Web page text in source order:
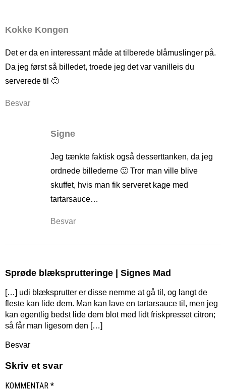
Kokke Kongen
Det er da en interessant måde at tilberede blåmuslinger på.
Da jeg først så billedet, troede jeg det var vanilleis du
serverede til 🙂
Besvar
Signe
Jeg tænkte faktisk også desserttanken, da jeg
ordnede billederne 🙂 Tror man ville blive
skuffet, hvis man fik serveret kage med
tartarsauce…
Besvar
Sprøde blæksprutteringe | Signes Mad
[…] udi blæksprutter er disse nemme at gå til, og langt de
fleste kan lide dem. Man kan lave en tartarsauce til, men jeg
kan egentlig bedst lide dem blot med lidt friskpresset citron;
så får man ligesom den […]
Besvar
Skriv et svar
KOMMENTAR *